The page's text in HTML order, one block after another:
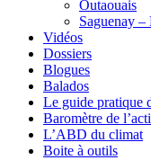
Outaouais
Saguenay –
Vidéos
Dossiers
Blogues
Balados
Le guide pratique
Baromètre de
L’ABD du climat
Boite à outils